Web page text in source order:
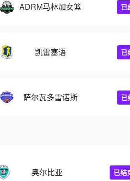
ADRM马林加女篮 已
凯雷塞语 已
萨尔瓦多雷诺斯 已
奥尔比亚 已结